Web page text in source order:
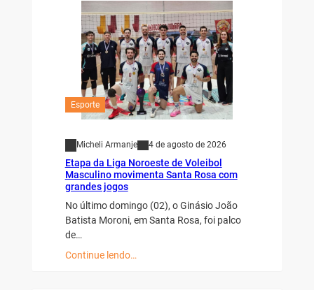
Esporte
Micheli Armanje 4 de agosto de 2026
Etapa da Liga Noroeste de Voleibol
Masculino movimenta Santa Rosa com
grandes jogos
No último domingo (02), o Ginásio João
Batista Moroni, em Santa Rosa, foi palco
de…
Continue lendo…